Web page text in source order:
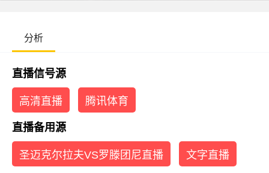
分析
直播信号源
高清直播 腾讯体育
直播备用源
圣迈克尔拉夫VS罗滕团尼直播 文字直播